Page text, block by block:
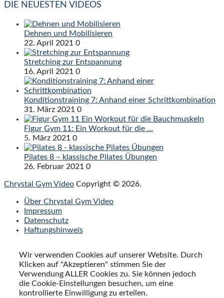
DIE NEUESTEN VIDEOS
Dehnen und Mobilisieren
22. April 2021 0
Stretching zur Entspannung
16. April 2021 0
Konditionstraining 7: Anhand einer Schrittkombination
31. März 2021 0
Figur Gym 11: Ein Workout für die …
5. März 2021 0
Pilates 8 – klassische Pilates Übungen
26. Februar 2021 0
Chrystal Gym Video Copyright © 2026.
Über Chrystal Gym Video
Impressum
Datenschutz
Haftungshinweis
Wir verwenden Cookies auf unserer Website. Durch
Klicken auf "Akzeptieren" stimmen Sie der
Verwendung ALLER Cookies zu. Sie können jedoch
die Cookie-Einstellungen besuchen, um eine
kontrollierte Einwilligung zu erteilen.